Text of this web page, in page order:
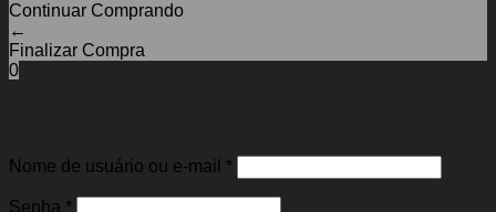
Continuar Comprando
←
Finalizar Compra
0
Nome de usuário ou e-mail *Obrigatório
Senha *Obrigatório